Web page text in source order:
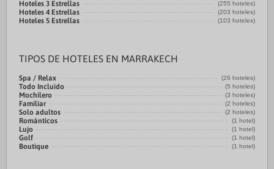
Hoteles 3 Estrellas (255 hoteles)
Hoteles 4 Estrellas (203 hoteles)
Hoteles 5 Estrellas (103 hoteles)
TIPOS DE HOTELES EN MARRAKECH
Spa / Relax (26 hoteles)
Todo Incluido (5 hoteles)
Mochilero (3 hoteles)
Familiar (2 hoteles)
Solo adultos (2 hoteles)
Románticos (1 hotel)
Lujo (1 hotel)
Golf (1 hotel)
Boutique (1 hotel)